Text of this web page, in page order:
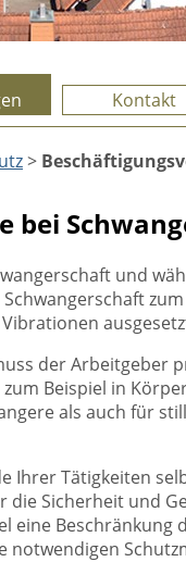
Kontakt
>
bei
und
der Arbeitgeber
Beispiel in
als auch für
Ihrer Tätigkeiten
die Sicherheit und
eine
notwendigen